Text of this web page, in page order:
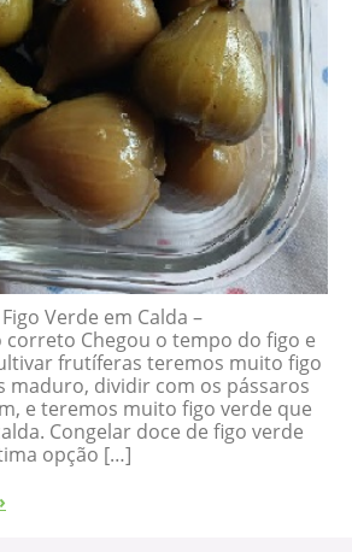
Verde em Calda –
correto Chegou o tempo do figo e
frutíferas teremos muito figo
maduro, dividir com os pássaros
e teremos muito figo verde que
Congelar doce de figo verde
opção […]